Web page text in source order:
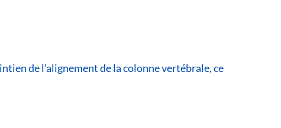
de l’alignement de la colonne vertébrale, ce